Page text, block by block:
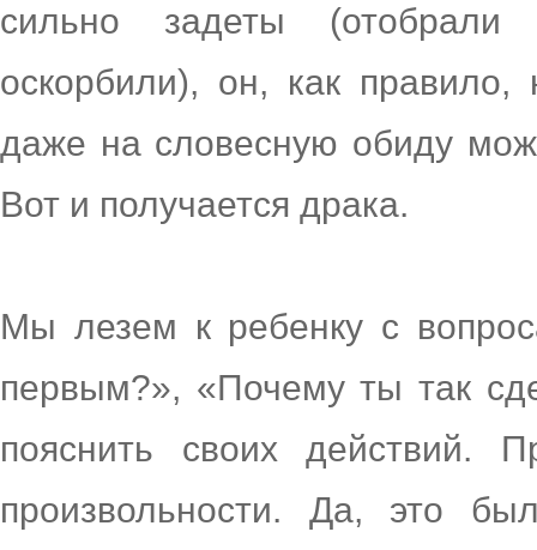
сильно задеты (отобрали
оскорбили), он, как
даже на словесную обиду
Вот и получается драка.
Мы лезем к ребенку с
первым?», «Почему ты так
пояснить своих действий.
произвольности. Да, это